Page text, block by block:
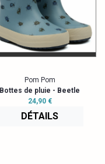
Pom Pom
Bottes de pluie - Beetle
24,90 €
DÉTAILS